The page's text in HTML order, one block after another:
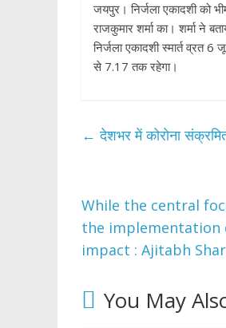
जयपुर। निर्जला एकादशी को
राजकुमार शर्मा का। शर्मा ने
निर्जला एकादशी स्मार्त व्रत
से 7.17 तक रहेगा।
← देशभर में कोरोना
While the central
the implementation
impact : Ajitabh
You May